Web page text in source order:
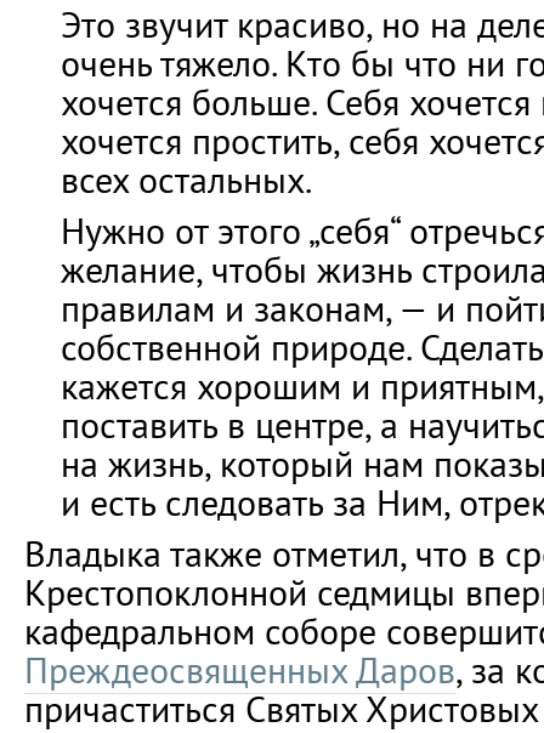
Это звучит красиво, но на
очень тяжело. Кто бы что ни
хочется больше. Себя
хочется простить, себя
всех остальных.
Нужно от этого „себя“
желание, чтобы жизнь
правилам и законам, — и
собственной природе.
кажется хорошим и приятным,
поставить в центре, а
на жизнь, который нам
и есть следовать за Ним,
Владыка также отметил, что в
Крестопоклонной седмицы
кафедральном соборе
Преждеосвященных Даров, за
причаститься Святых